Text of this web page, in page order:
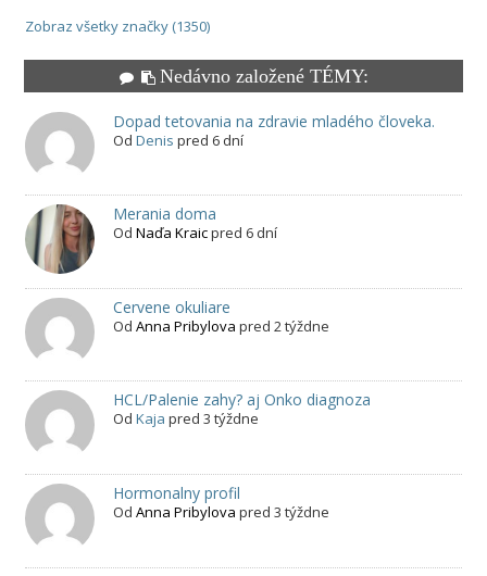
Zobraz všetky značky (1350)
Nedávno založené TÉMY:
Dopad tetovania na zdravie mladého človeka.
Od Denis pred 6 dní
Merania doma
Od Naďa Kraicpred 6 dní
Cervene okuliare
Od Anna Pribylova pred 2 týždne
HCL/Palenie zahy? aj Onko diagnoza
Od Kaja pred 3 týždne
Hormonalny profil
Od Anna Pribylova pred 3 týždne